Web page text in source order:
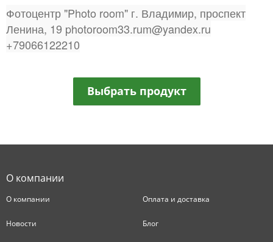
Фотоцентр "Photo room" г. Владимир, проспект
Ленина, 19 photoroom33.rum@yandex.ru
+79066122210
Выбрать продукт
О компании
О компании Оплата и доставка
Новости Блог